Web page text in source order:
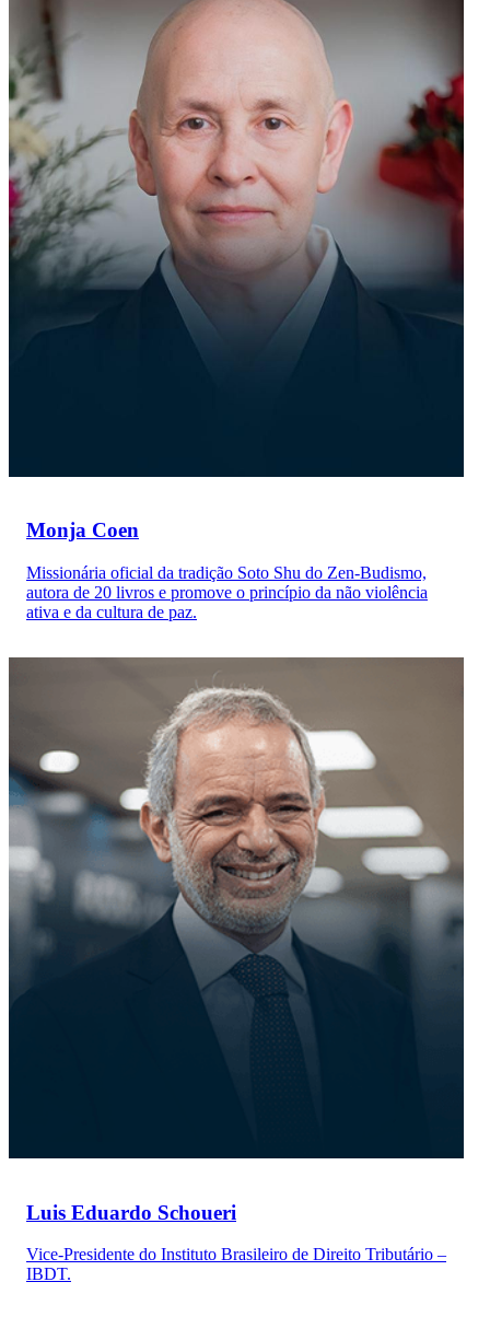
Monja Coen
Missionária oficial da tradição Soto Shu do Zen-Budismo,
autora de 20 livros e promove o princípio da não violência
ativa e da cultura de paz.
Luis Eduardo Schoueri
Vice-Presidente do Instituto Brasileiro de Direito Tributário –
IBDT.